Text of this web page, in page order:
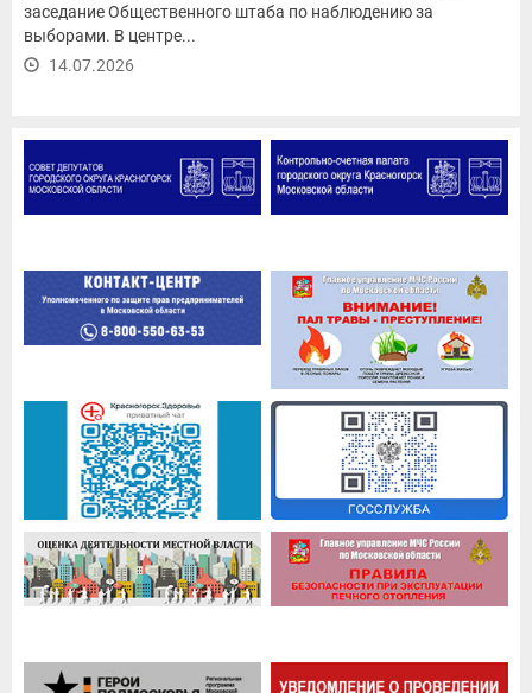
заседание Общественного штаба по наблюдению за
выборами. В центре...
14.07.2026